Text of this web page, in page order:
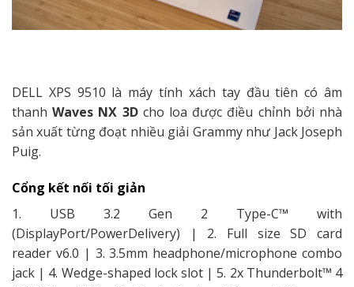
DELL XPS 9510 là máy tính xách tay đầu tiên cóâm
thanhWaves NX 3Dcho loa được điều chỉnh bởi nhà
sản xuất từng đoạt nhiều giải Grammy như Jack Joseph
Puig.
Cổng kết nối tối giản
1. USB 3.2 Gen 2 Type-C™ with
(DisplayPort/PowerDelivery) | 2. Full size SD card
reader v6.0 | 3. 3.5mm headphone/microphone combo
jack | 4. Wedge-shaped lock slot | 5. 2x Thunderbolt™ 4